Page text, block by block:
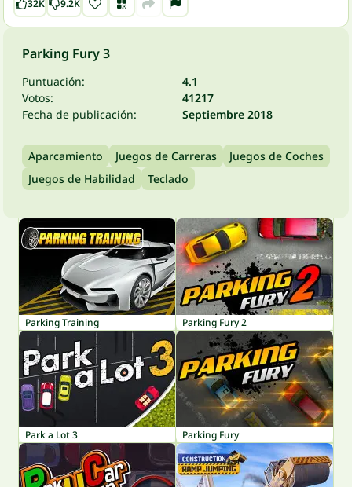
32K 9.2K
Parking Fury 3
Puntuación:
4.1
Votos:
41217
Fecha de publicación:
Septiembre 2018
Aparcamiento Juegos de Carreras
Juegos de Coches
Juegos de Habilidad
Teclado
Parking Training Parking Fury 2
Park a Lot 3 Parking Fury